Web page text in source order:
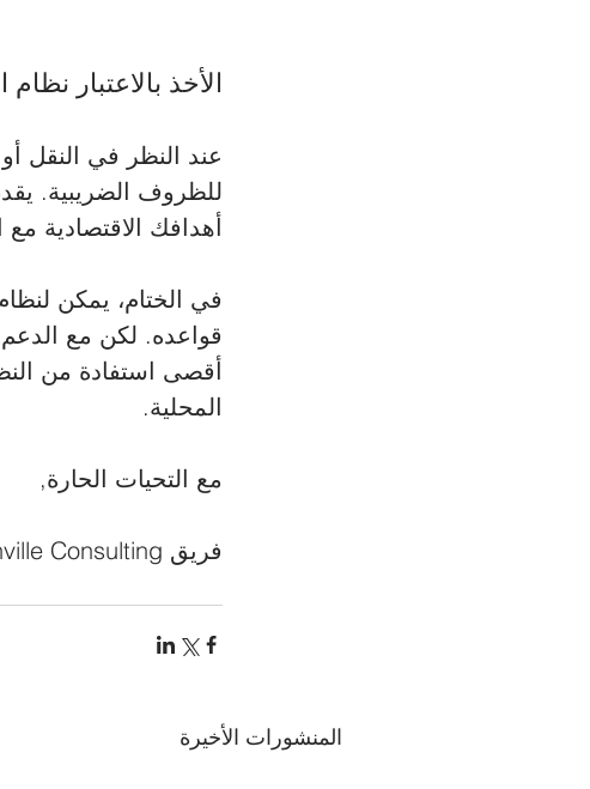
الأخذ بالاعتبار
عند النظر في النقل
أهدافك الاقتصادية مع
في الختام، يمكن
أقصى استفادة من
المحلية.
مع التحيات الحارة,
فريق Grannville Consulting
المنشورات الأخيرة